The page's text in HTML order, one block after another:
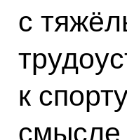
с
к
смысле